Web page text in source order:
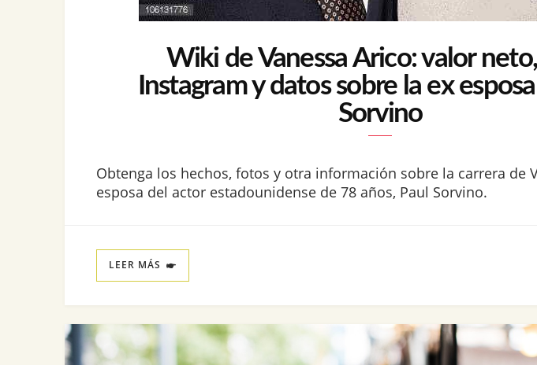
Wiki de Vanessa Arico: valor
Instagram y datos sobre la ex
Sorvino
Obtenga los hechos, fotos y otra información sobre la carrera de
esposa del actor estadounidense de 78 años, Paul Sorvino.
LEER MÁS